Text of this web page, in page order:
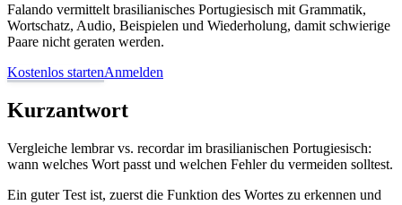
Falando vermittelt brasilianisches Portugiesisch mit Grammatik,
Wortschatz, Audio, Beispielen und Wiederholung, damit schwierige
Paare nicht geraten werden.
Kostenlos startenAnmelden
Kurzantwort
Vergleiche lembrar vs. recordar im brasilianischen Portugiesisch:
wann welches Wort passt und welchen Fehler du vermeiden solltest.
Ein guter Test ist, zuerst die Funktion des Wortes zu erkennen und